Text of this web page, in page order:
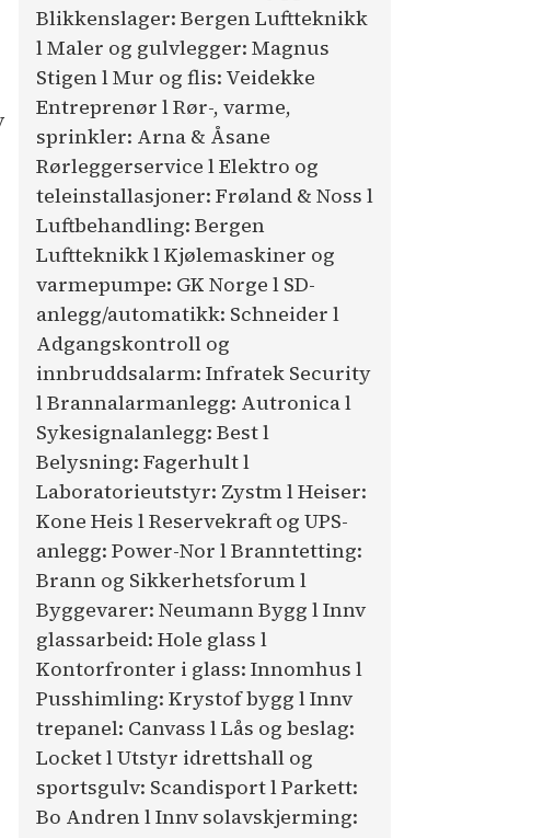
Blikkenslager: Bergen Luftteknikk
l Maler og gulvlegger: Magnus
Stigen l Mur og flis: Veidekke
Entreprenør l Rør-, varme,
sprinkler: Arna & Åsane
Rørleggerservice l Elektro og
teleinstallasjoner: Frøland & Noss l
Luftbehandling: Bergen
Luftteknikk l Kjølemaskiner og
varmepumpe: GK Norge l SD-
anlegg/automatikk: Schneider l
Adgangskontroll og
innbruddsalarm: Infratek Security
l Brannalarmanlegg: Autronica l
Sykesignalanlegg: Best l
Belysning: Fagerhult l
Laboratorieutstyr: Zystm l Heiser:
Kone Heis l Reservekraft og UPS-
anlegg: Power-Nor l Branntetting:
Brann og Sikkerhetsforum l
Byggevarer: Neumann Bygg l Innv
glassarbeid: Hole glass l
Kontorfronter i glass: Innomhus l
Pusshimling: Krystof bygg l Innv
trepanel: Canvass l Lås og beslag:
Locket l Utstyr idrettshall og
sportsgulv: Scandisport l Parkett:
Bo Andren l Innv solavskjerming: